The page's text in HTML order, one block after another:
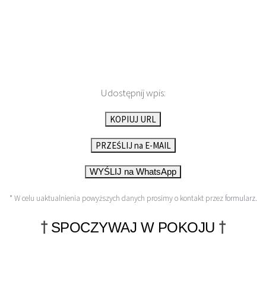
Udostępnij wpis:
KOPIUJ URL
PRZEŚLIJ na E-MAIL
WYŚLIJ na WhatsApp
* W celu uaktualnienia powyższych danych prosimy o kontakt przezformularz.
† SPOCZYWAJ W POKOJU †